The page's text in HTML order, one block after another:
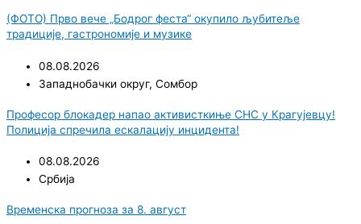
(ФОТО) Прво вече „Бодрог феста“ окупило љубитеље
традиције, гастрономије и музике
08.08.2026
Западнобачки округ, Сомбор
Професор блокадер напао активисткиње СНС у Крагујевцу!
Полиција спречила ескалацију инцидента!
08.08.2026
Србија
Временска прогноза за 8. август